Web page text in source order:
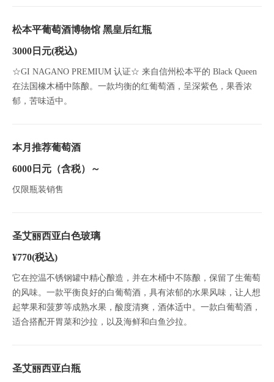
松本平葡萄酒博物馆 黑皇后红瓶
3000日元(税込)
☆GI NAGANO PREMIUM 认证☆ 来自信州松本平的 Black Queen
在法国橡木桶中陈酿。一款均衡的红葡萄酒，呈深紫色，果香浓
郁，苦味适中。
本月推荐葡萄酒
6000日元（含税）～
仅限瓶装销售
圣艾丽西亚白色玻璃
¥770(税込)
它在控温不锈钢罐中精心酿造，并在木桶中不陈酿，保留了生葡萄
的风味。一款平衡良好的白葡萄酒，具有浓郁的水果风味，让人想
起苹果和菠萝等成熟水果，酸度清爽，酒体适中。一款白葡萄酒，
适合搭配开胃菜和沙拉，以及海鲜和白鱼沙拉。
圣艾丽西亚白瓶